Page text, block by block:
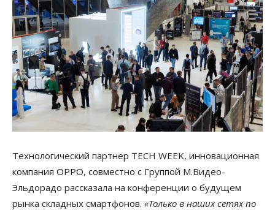
Технологический партнер TECH WEEK, инновационная
компания OPPO, совместно с Группой М.Видео-
Эльдорадо рассказала на конференции о будущем
рынка складных смартфонов. «Только в наших сетях по